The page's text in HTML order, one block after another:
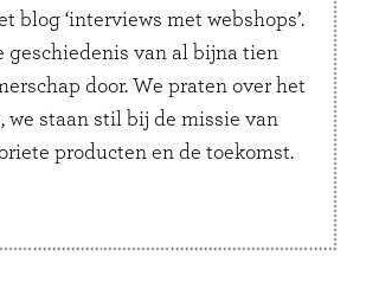
blog ‘interviews met webshops’.
geschiedenis van al bijna tien
door. We praten over het
we staan stil bij de missie van
producten en de toekomst.